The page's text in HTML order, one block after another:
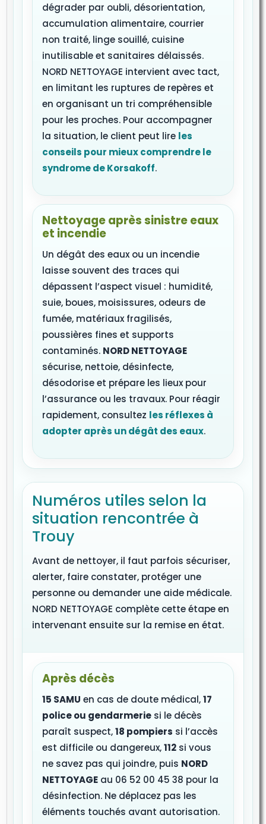
dégrader par oubli, désorientation,
accumulation alimentaire, courrier
non traité, linge souillé, cuisine
inutilisable et sanitaires délaissés.
NORD NETTOYAGE intervient avec tact,
en limitant les ruptures de repères et
en organisant un tri compréhensible
pour les proches. Pour accompagner
la situation, le client peut lire les
conseils pour mieux comprendre le
syndrome de Korsakoff.
Nettoyage après sinistre eaux
et incendie
Un dégât des eaux ou un incendie
laisse souvent des traces qui
dépassent l’aspect visuel : humidité,
suie, boues, moisissures, odeurs de
fumée, matériaux fragilisés,
poussières fines et supports
contaminés. NORD NETTOYAGE
sécurise, nettoie, désinfecte,
désodorise et prépare les lieux pour
l’assurance ou les travaux. Pour réagir
rapidement, consultez les réflexes à
adopter après un dégât des eaux.
Numéros utiles selon la
situation rencontrée à
Trouy
Avant de nettoyer, il faut parfois sécuriser,
alerter, faire constater, protéger une
personne ou demander une aide médicale.
NORD NETTOYAGE complète cette étape en
intervenant ensuite sur la remise en état.
Après décès
15 SAMU en cas de doute médical,17
police ou gendarmerie si le décès
paraît suspect,18 pompiers si l’accès
est difficile ou dangereux,112 si vous
ne savez pas qui joindre, puis NORD
NETTOYAGE au 06 52 00 45 38 pour la
désinfection. Ne déplacez pas les
éléments touchés avant autorisation.